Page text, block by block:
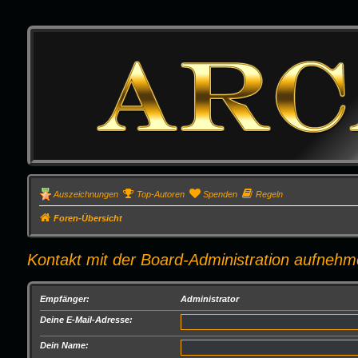
Auszeichnungen Top-Autoren Spenden Regeln
Foren-Übersicht
Kontakt mit der Board-Administration
Empfänger: Administrator
Deine E-Mail-Adresse:
Dein Name: